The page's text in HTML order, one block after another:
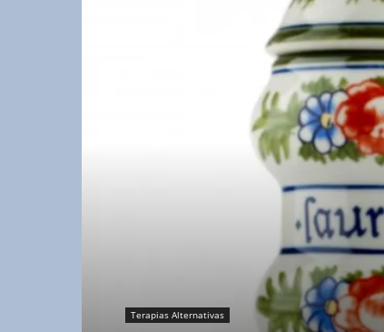
Terapias Alternativas